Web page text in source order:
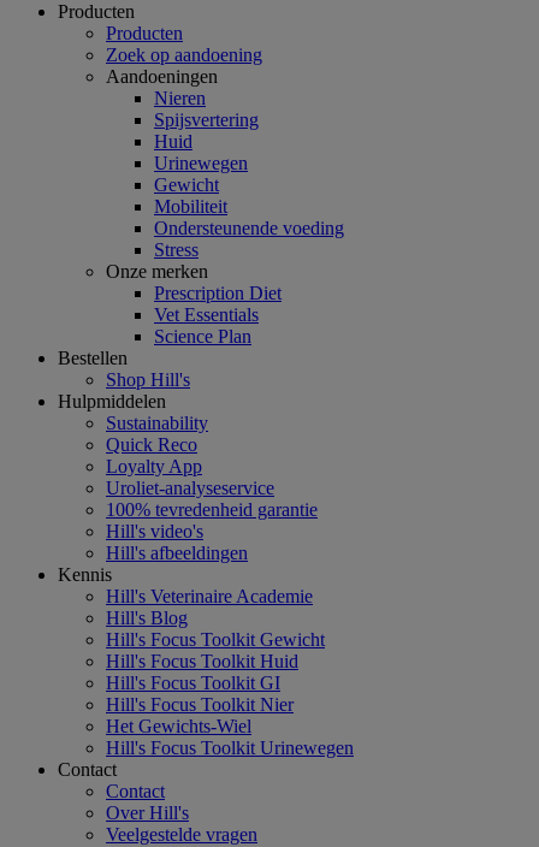
Producten
Producten
Zoek op aandoening
Aandoeningen
Nieren
Spijsvertering
Huid
Urinewegen
Gewicht
Mobiliteit
Ondersteunende voeding
Stress
Onze merken
Prescription Diet
Vet Essentials
Science Plan
Bestellen
Shop Hill's
Hulpmiddelen
Sustainability
Quick Reco
Loyalty App
Uroliet-analyseservice
100% tevredenheid garantie
Hill's video's
Hill's afbeeldingen
Kennis
Hill's Veterinaire Academie
Hill's Blog
Hill's Focus Toolkit Gewicht
Hill's Focus Toolkit Huid
Hill's Focus Toolkit GI
Hill's Focus Toolkit Nier
Het Gewichts-Wiel
Hill's Focus Toolkit Urinewegen
Contact
Contact
Over Hill's
Veelgestelde vragen